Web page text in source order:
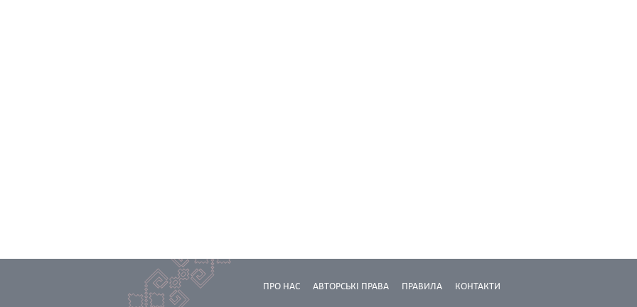
КОНТАКТИ
ПРАВИЛА
АВТОРСЬКІ ПРАВА
ПРО НАС